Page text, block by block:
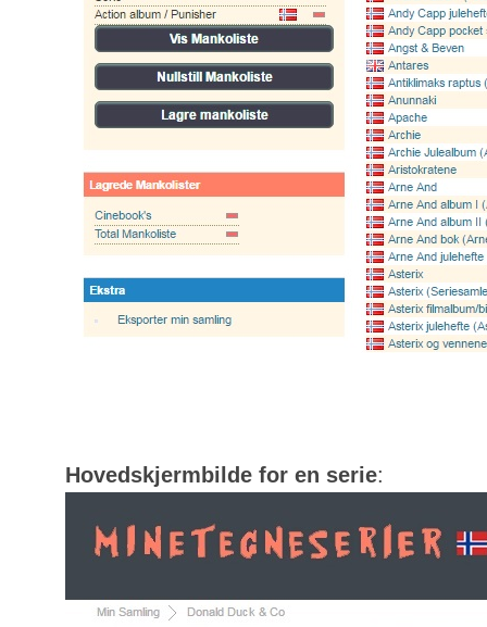
Hovedskjermbilde for en serie: